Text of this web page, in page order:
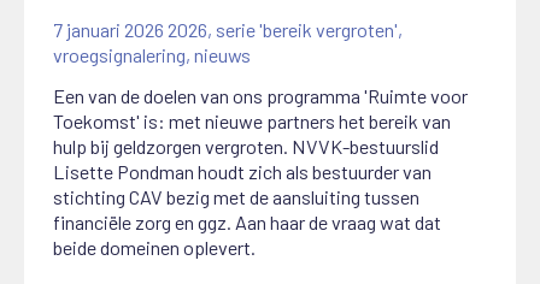
7 januari 2026 2026, serie 'bereik vergroten',
vroegsignalering,nieuws
Een van de doelen van ons programma 'Ruimte voor
Toekomst' is: met nieuwe partners het bereik van
hulp bij geldzorgen vergroten. NVVK-bestuurslid
Lisette Pondman houdt zich als bestuurder van
stichting CAV bezig met de aansluiting tussen
financiële zorg en ggz. Aan haar de vraag wat dat
beide domeinen oplevert.